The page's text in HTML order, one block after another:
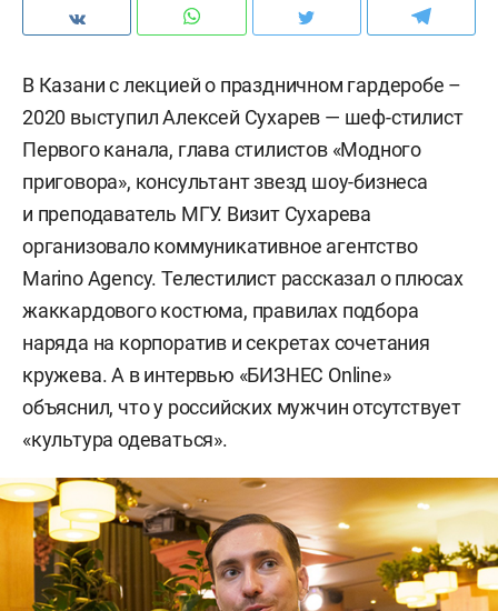
В Казани с лекцией о праздничном гардеробе –
2020 выступил Алексей Сухарев — шеф-стилист
Первого канала, глава стилистов «Модного
приговора», консультант звезд шоу-бизнеса
и преподаватель МГУ. Визит Сухарева
организовало коммуникативное агентство
Marino Agency. Телестилист рассказал о плюсах
жаккардового костюма, правилах подбора
наряда на корпоратив и секретах сочетания
кружева. А в интервью «БИЗНЕС Online»
объяснил, что у российских мужчин отсутствует
«культура одеваться».